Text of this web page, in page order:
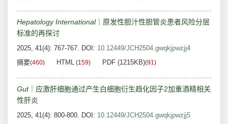
Hepatology International｜原发性胆汁性胆管炎患者风险分层
标准的再探讨
2025, 41(4): 767-767. DOI: 10.12449/JCH2504.gwqkjpwzjj4
摘要(460) HTML (159) PDF (1215KB)(91)
Gut｜应激肝细胞通过产生白细胞衍生趋化因子2加重酒精相关
性肝炎
2025, 41(4): 800-800. DOI: 10.12449/JCH2504.gwqkjpwzjj5